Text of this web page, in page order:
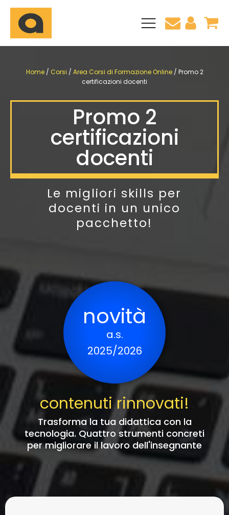
Consulenza personalizzata
Pagina di aiuto
Blog
Home/ Corsi / Area Corsi di Formazione Online/ Promo 2
certificazioni docenti
Promo 2
certificazioni
docenti
Le migliori skills per
docenti in un unico
pacchetto!
novità
a.s.
2025/2026
contenuti rinnovati!
Trasforma la tua didattica con la
tecnologia. Quattro strumenti concreti
per migliorare il lavoro dell'insegnante